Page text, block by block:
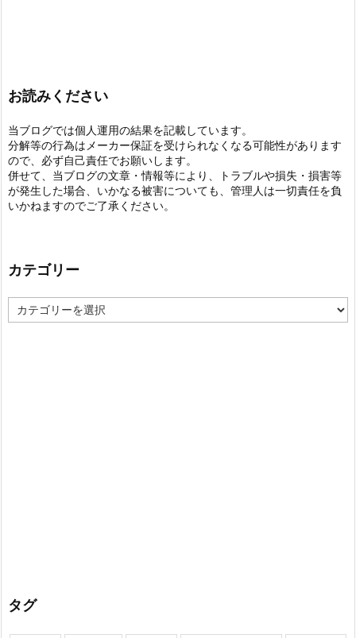
お読みください
当ブログでは個人運用の結果を記載しています。
分解等の行為はメーカー保証を受けられなくなる可能性があります
ので、必ず自己責任でお願いします。
併せて、当ブログの文章・情報等により、トラブルや損失・損害等
が発生した場合、いかなる被害についても、管理人は一切責任を負
いかねますのでご了承ください。
カテゴリー
テ
タグ